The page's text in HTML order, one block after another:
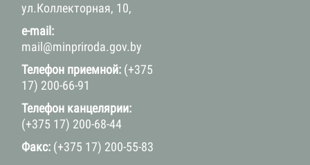
ул.Коллекторная, 10,
e-mail:
mail@minpriroda.gov.by
Телефон приемной: (+375
17) 200-66-91
Телефон канцелярии:
(+375 17) 200-68-44
Факс: (+375 17) 200-55-83